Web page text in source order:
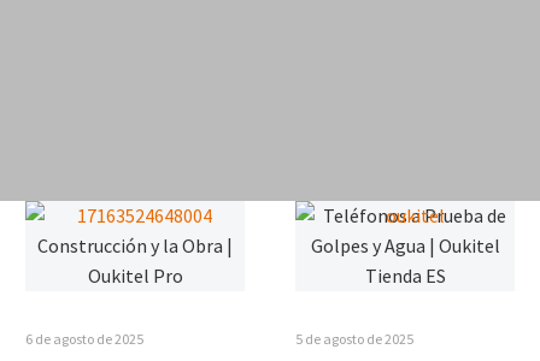
ÚLTIMAS
NOVEDADES DEL
6 de agosto de 2025 5 de agosto de 2025